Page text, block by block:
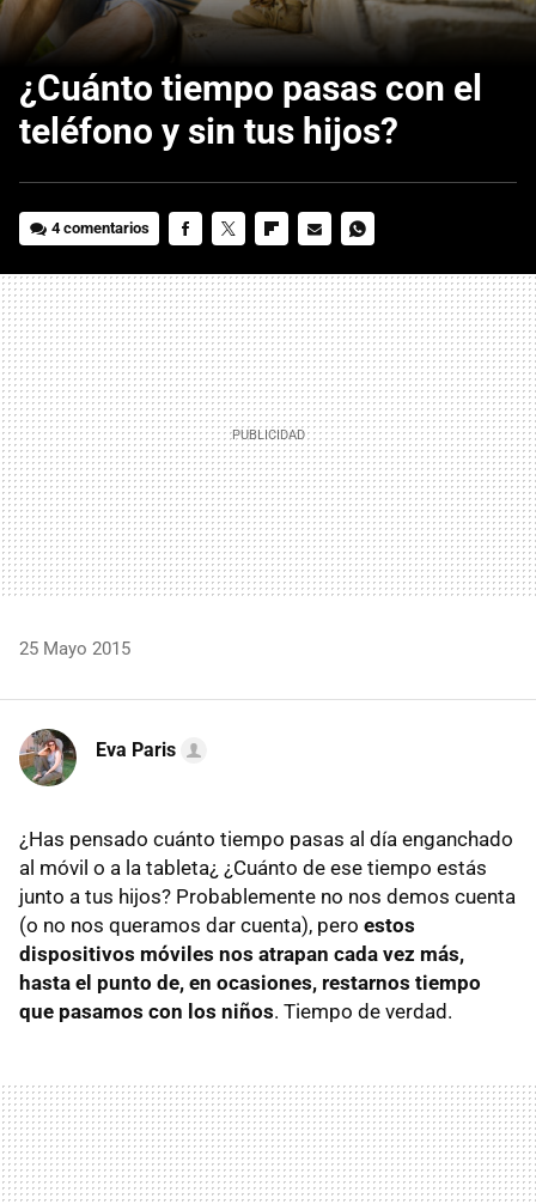
¿Cuánto tiempo pasas con el
teléfono y sin tus hijos?
4 comentarios
MAIL
25 Mayo 2015
Eva Paris
¿Has pensado cuánto tiempo pasas al día enganchado
al móvil o a la tableta¿ ¿Cuánto de ese tiempo estás
junto a tus hijos? Probablemente no nos demos cuenta
(o no nos queramos dar cuenta), pero estos
dispositivos móviles nos atrapan cada vez más,
hasta el punto de, en ocasiones, restarnos tiempo
que pasamos con los niños. Tiempo de verdad.